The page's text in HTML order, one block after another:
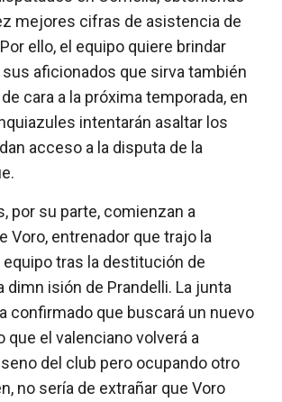
mejores cifras de asistencia de
ello, el equipo quiere brindar
sus aficionados que sirva también
cara a la próxima temporada, en
intentarán asaltar los
acceso a la disputa de la
por su parte, comienzan a
Voro, entrenador que trajo la
equipo tras la destitución de
dimn isión de Prandelli. La junta
confirmado que buscará un nuevo
que el valenciano volverá a
del club pero ocupando otro
no sería de extrañar que Voro